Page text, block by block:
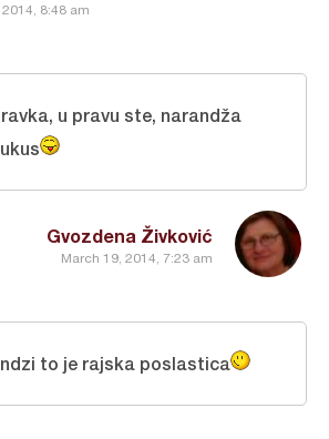
8:48 am
Gvozdena Živković
March 19, 2014, 7:23 am
u pravu ste, narandža
to je rajska poslastica